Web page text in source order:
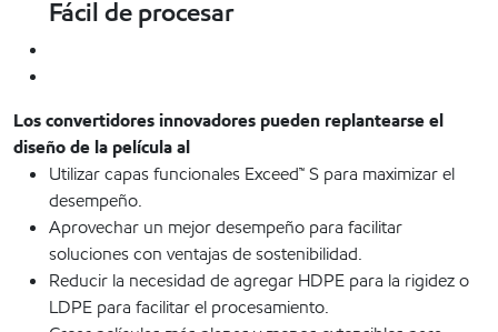
Fácil de procesar
Los convertidores innovadores pueden replantearse el
diseño de la película al
Utilizar capas funcionales Exceed™ S para maximizar el
desempeño.
Aprovechar un mejor desempeño para facilitar
soluciones con ventajas de sostenibilidad.
Reducir la necesidad de agregar HDPE para la rigidez o
LDPE para facilitar el procesamiento.